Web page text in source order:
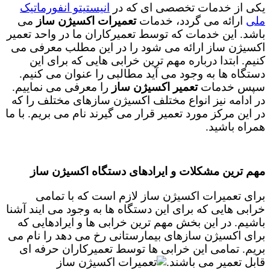
یکی از خدمات تخصصی ای که در انیستیتو انفورماتیک
ملی ارائه می گردد، خدماتتعمیرات اکسیژن ساز می
باشد. این خدمات که توسط تعمیرکاران ما در واحد تعمیر
اکسیژن ساز ارائه می شود را در این مطلب معرفی می
کنیم. ابتدا درباره مهم ترین خرابی هایی که برای این
دستگاه ها به وجود می آید مطالبی را عنوان می کنیم.
سپس خدماتتعمیر اکسیژن ساز را معرفی می نماییم.
در ادامه نیز انواع مختلف اکسیژن سازهای مختلف را که
در این مرکز مورد تعمیر قرار می گیرند نام می بریم. با ما
همراه باشید.
مهم ترین مشکلات و ایرادهای دستگاه اکسیژن ساز
برای تعمیرات اکسیژن ساز لازم است که با تمامی
خرابی هایی که برای این دستگاه ها به وجود می ایند آشنا
باشیم. در این بخش مهم ترین خرابی ها و ایرادهایی که
برای اکسیژن سازهای بیمارستانی رخ می دهد را نام می
بریم. تمامی این خرابی ها توسط تعمیرکاران حرفه ای
قابل تعمیر می باشند.